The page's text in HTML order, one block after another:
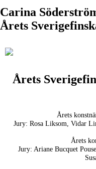
Carina
Årets
Årets
Årets
Jury: Rosa Liksom, Vidar
Årets
Jury: Ariane Bucquet